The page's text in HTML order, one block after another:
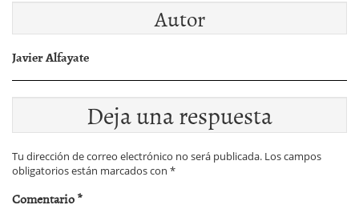
Autor
Javier Alfayate
Deja una respuesta
Tu dirección de correo electrónico no será publicada. Los campos
obligatorios están marcados con *
Comentario*